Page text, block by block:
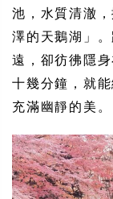
池，水質清澈
澤的天鵝湖」
遠，卻彷彿隱
十幾分鐘，就
充滿幽靜的美。